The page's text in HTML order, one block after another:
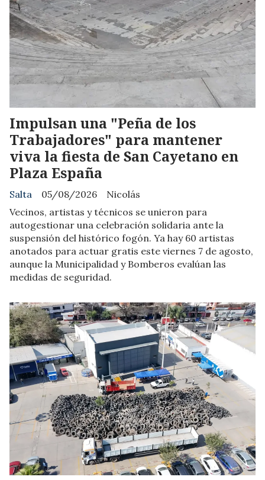
Impulsan una "Peña de los
Trabajadores" para mantener
viva la fiesta de San Cayetano en
Plaza España
Nicolás
Salta
05/08/2026
Vecinos, artistas y técnicos se unieron para
autogestionar una celebración solidaria ante la
suspensión del histórico fogón. Ya hay 60 artistas
anotados para actuar gratis este viernes 7 de agosto,
aunque la Municipalidad y Bomberos evalúan las
medidas de seguridad.